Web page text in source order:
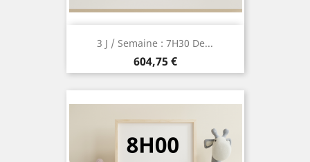
3 J / Semaine : 7H30 De...
Prix
604,75 €